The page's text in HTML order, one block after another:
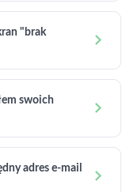
"brak

swoich

adres e-mail
